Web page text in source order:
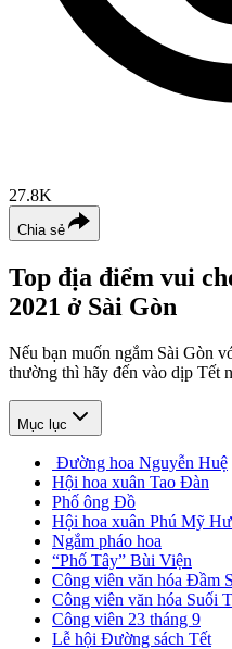
27.8K
Chia sẻ
Top địa điểm vui
2021 ở Sài Gòn
Nếu bạn muốn ngắm Sài Gòn
thường thì hãy đến vào dịp Tết
Mục lục
Đường hoa Nguyễn Huệ
Hội hoa xuân Tao Đàn
Phố ông Đồ
Hội hoa xuân Phú Mỹ
Ngắm pháo hoa
“Phố Tây” Bùi Viện
Công viên văn hóa Đầm
Công viên văn hóa Suối
Công viên 23 tháng 9
Lễ hội Đường sách Tết